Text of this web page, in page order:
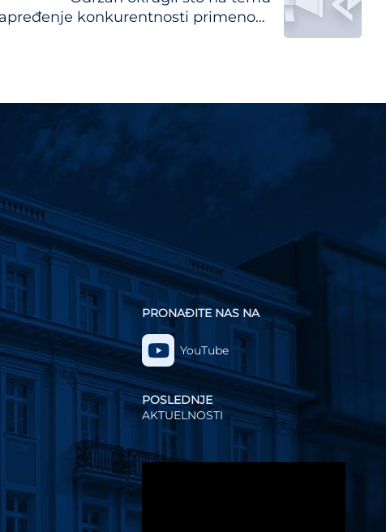
konkurentnosti primenom
PRONAĐITE NAS NA
YouTube
POSLEDNJE
AKTUELNOSTI
Player